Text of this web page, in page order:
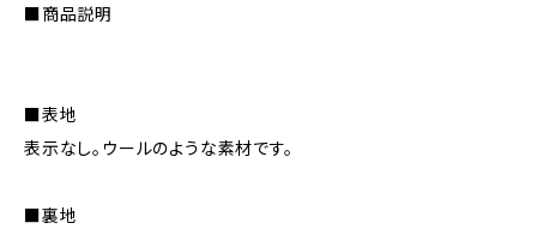
■商品説明
■表地
表示なし。ウールのような素材です。
■裏地